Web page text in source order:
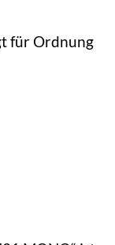
für Ordnung